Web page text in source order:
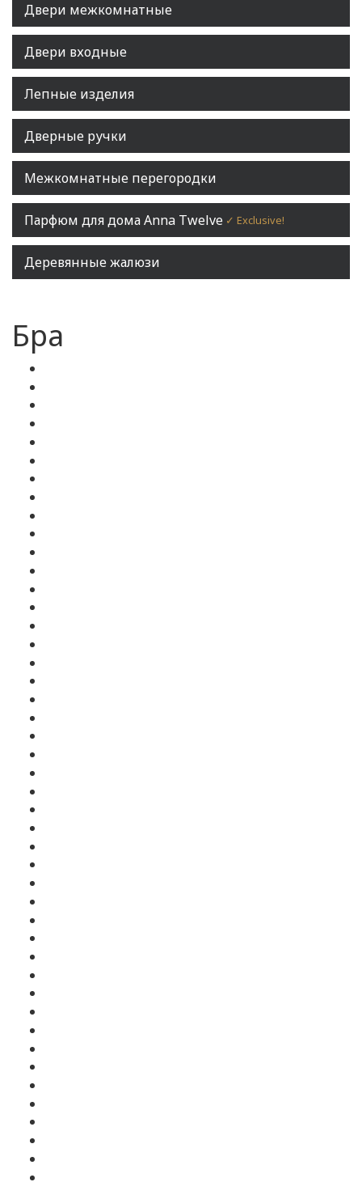
Двери межкомнатные
Двери входные
Лепные изделия
Дверные ручки
Межкомнатные перегородки
Парфюм для дома Anna Twelve ✓ Exclusive!
Деревянные жалюзи
Бра